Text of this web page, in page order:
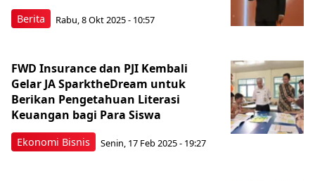
Berita Rabu, 8 Okt 2025 - 10:57
Ekonomi Bisnis
FWD Insurance dan PJI Kembali
Gelar JA SparktheDream untuk
Berikan Pengetahuan Literasi
Keuangan bagi Para Siswa
Senin, 17 Feb 2025 - 19:27